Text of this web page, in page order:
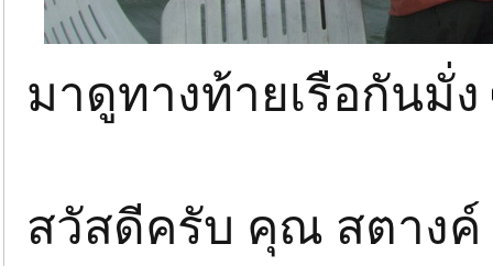
มาดูทางท้ายเรือกันมั่ง
สวัสดีครับ คุณ สตางค์